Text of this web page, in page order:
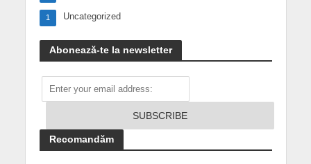
Uncategorized
1
Abonează-te la newsletter
Recomandăm